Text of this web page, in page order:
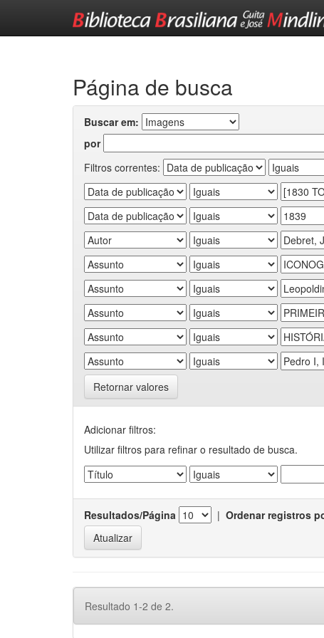
Página de busca
Buscar em:
por
Filtros correntes:
Retornar valores
Adicionar filtros:
Utilizar filtros para refinar o resultado de busca.
Resultados/Página | Ordenar registros
Resultado 1-2 de 2.